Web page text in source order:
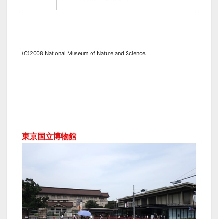
(C)2008 National Museum of Nature and Science.
東京国立博物館